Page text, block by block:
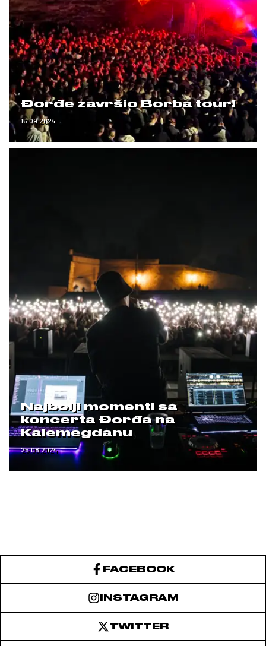
Đorđe završio Borba tour!
15.09.2024
Najbolji momenti sa
koncerta Đorđa na
Kalemegdanu
25.08.2024
FACEBOOK
INSTAGRAM
TWITTER